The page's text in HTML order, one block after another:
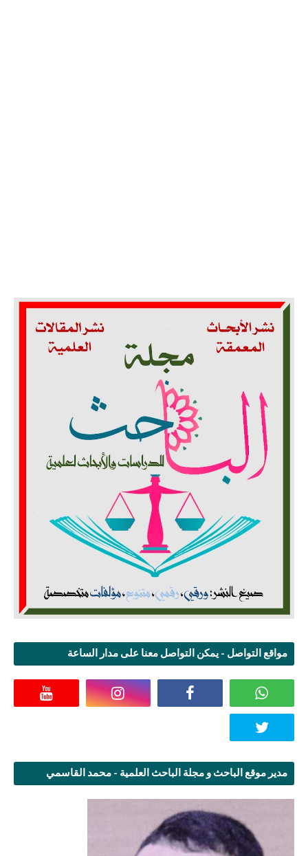
مواقع التواصل - يمكن التواصل معنا على مدار الساعة
مدير موقع الباحث و مجلة الباحث العلمية - محمد القاسمي